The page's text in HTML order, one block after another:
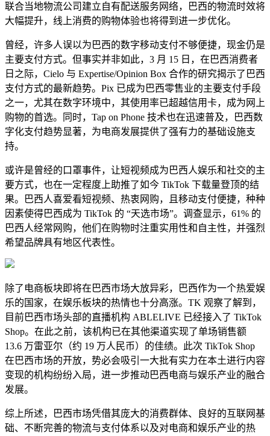
联合当地物流公司建立自有配送服务网络，巴西的物流时效将
大幅提升，线上消费的购物体验也将得到进一步优化。
曾经，许多人误以为巴西的数字移动支付不够便捷，现金仍是
主要支付方式。但事实并非如此，3 月 15 日，在巴西消费者
日之际，Cielo 与 Expertise/Opinion Box 合作的研究揭示了巴西
支付方式的最新趋势。Pix 已成为巴西零售业的主要支付手段
之一，尤其在数字环境中，其使用率已超越信用卡，成为网上
购物的首选。同时，Tap on Phone 技术也在迅速普及，巴西数
字化支付趋势显著，为电商发展提供了强有力的基础设施支
持。
或许是曾经的口罩事件，让短视频成为巴西人娱乐和社交的主
要方式，也在一定程度上助推了如今 TikTok 下载量登顶的结
果。巴西人喜爱看短视频、热衷网购，且移动支付便捷，种种
因素使得巴西成为 TikTok 的 “天选市场”。调查显示，61% 的
巴西人经常网购，他们在购物时注重实用性和自主性，并强烈
希望品牌具有地区代表性。
除了电商板块即将在巴西市场大放异彩，巴西作为一个热爱娱
乐的国家，在娱乐板块的热情也十分高涨。TK 观察了解到，
目前巴西市场头部的直播机构 ABLELIVE 已经接入了 TikTok
Shop。在此之前，该机构已在其他渠道实现了单场销售额
13.6 万雷亚尔（约 19 万人民币）的佳绩。此次 TikTok Shop
在巴西市场的开放，势必会吸引一大批有实力在本土进行内容
变现的机构纷纷入局，进一步推动巴西电商与娱乐产业的融合
发展。
综上所述，巴西市场凭借其庞大的消费群体、良好的互联网基
础、不断完善的物流与支付体系以及对电商和娱乐产业的热